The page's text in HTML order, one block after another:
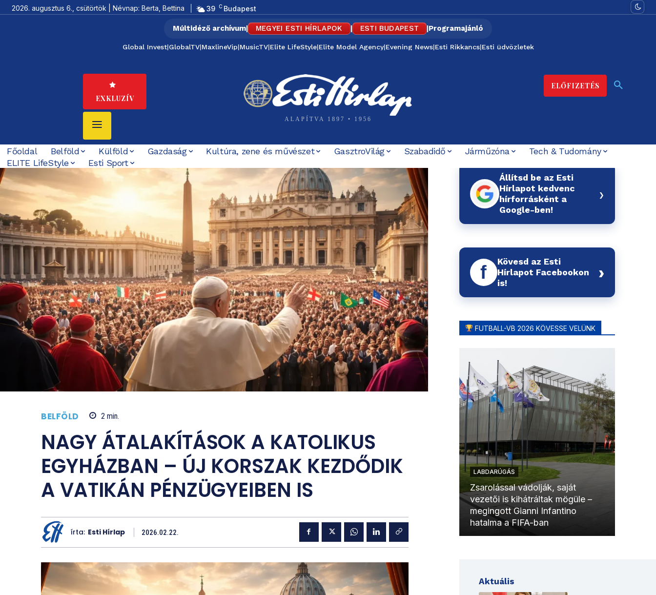
2026. augusztus 6., csütörtök | Névnap: Berta, Bettina 39 C Budapest
Múltidéző archívum| MEGYEI ESTI HÍRLAPOK | ESTI BUDAPEST |Programajánló
Global Invest|GlobalTV|MaxlineVip|MusicTV|Elite LifeStyle|Elite Model Agency|Evening News|Esti Rikkancs|Esti üdvözletek
EXKLUZÍV
ALAPÍTVA 1897 • 1956
ELŐFIZETÉS
Főoldal Belföld Külföld Gazdaság Kultúra, zene és művészet GasztroVilág Szabadidő Járműzóna
Tech & Tudomány
ELITE LifeStyle
Esti Sport
BELFÖLD 2 min.
NAGY ÁTALAKÍTÁSOK A KATOLIKUS
EGYHÁZBAN – ÚJ KORSZAK KEZDŐDIK
A VATIKÁN PÉNZÜGYEIBEN IS
írta: Esti Hírlap 2026.02.22.
Állítsd be az Esti
Hírlapot kedvenc
hírforrásként a
Google-ben!
›
f
Kövesd az Esti
Hírlapot Facebookon
is!
›
FUTBALL-VB 2026 KÖVESSE VELÜNK
LABDARÚGÁS
Zsarolással vádolják, saját
vezetői is kihátráltak mögüle –
megingott Gianni Infantino
hatalma a FIFA-ban
Aktuális